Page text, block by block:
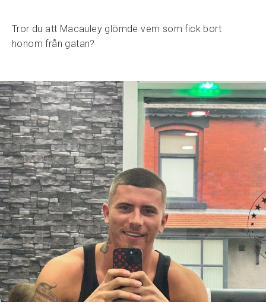
Tror du att Macauley glömde vem som fick bort
honom från gatan?